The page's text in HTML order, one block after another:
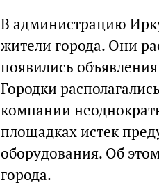
В администрацию
жители города. Они
появились
Городки
компании
площадках истек
оборудования. Об
города.